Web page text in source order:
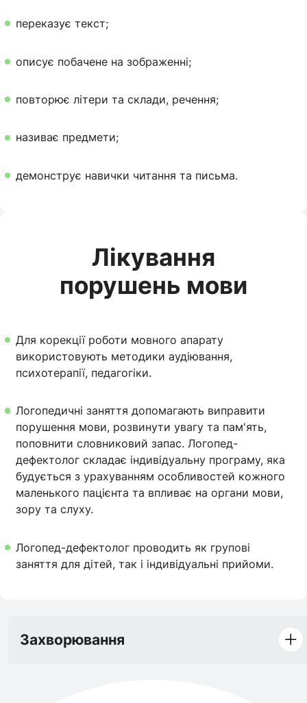
переказує текст;
описує побачене на зображенні;
повторює літери та склади, речення;
називає предмети;
демонструє навички читання та письма.
Лікування
порушень мови
Для корекції роботи мовного апарату
використовують методики аудіювання,
психотерапії, педагогіки.
Логопедичні заняття допомагають виправити
порушення мови, розвинути увагу та пам'ять,
поповнити словниковий запас. Логопед-
дефектолог складає індивідуальну програму, яка
будується з урахуванням особливостей кожного
маленького пацієнта та впливає на органи мови,
зору та слуху.
Логопед-дефектолог проводить як групові
заняття для дітей, так і індивідуальні прийоми.
Захворювання